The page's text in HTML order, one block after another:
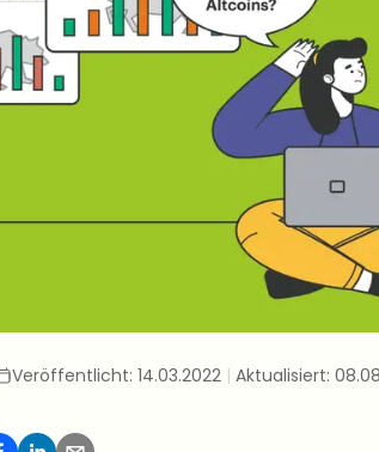
Veröffentlicht: 14.03.2022 | Aktualisiert: